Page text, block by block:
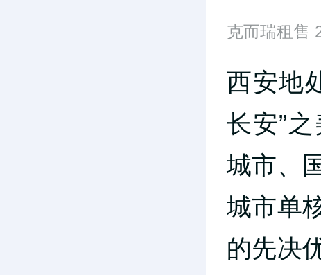
克而瑞租售
西安地
长安”
城市、
城市单
的先决